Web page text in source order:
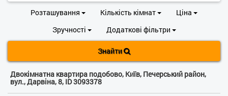
Розташування Кількість кімнат
Ціна
Зручності
Додаткові фільтри
Знайти
Двокімнатна квартира подобово, Київ, Печерський район,
вул., Дарвіна, 8, ID 3093378